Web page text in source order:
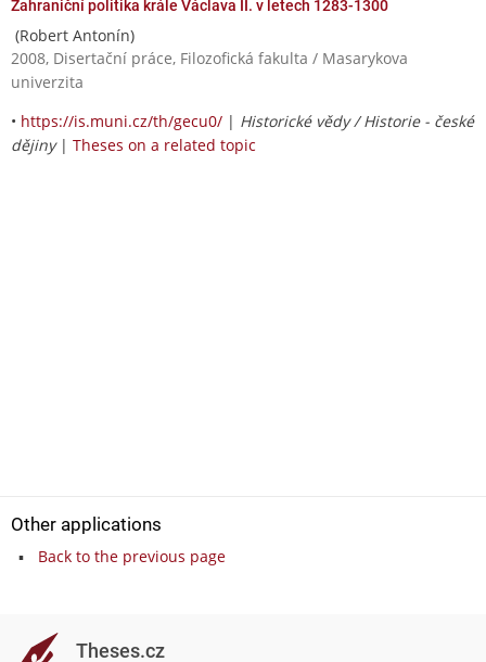
Zahraniční politika krále Václava II. v letech 1283-1300
(Robert Antonín)
2008, Disertační práce, Filozofická fakulta / Masarykova
univerzita
• https://is.muni.cz/th/gecu0/ | Historické vědy / Historie - české
dějiny| Theses on a related topic
Other applications
Back to the previous page
Theses.cz